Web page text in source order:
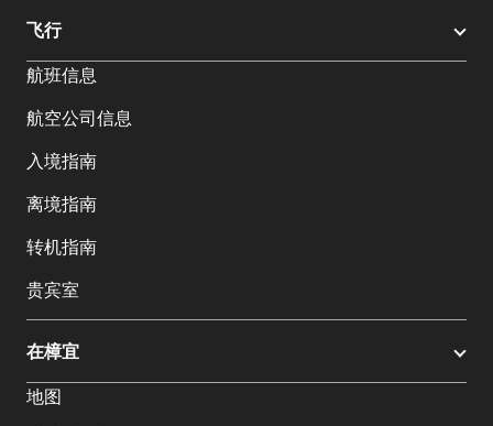
飞行
航班信息
航空公司信息
入境指南
离境指南
转机指南
贵宾室
在樟宜
地图